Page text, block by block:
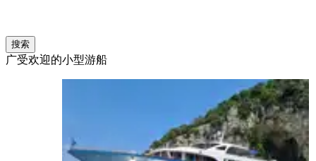
搜索
广受欢迎的小型游船